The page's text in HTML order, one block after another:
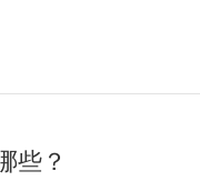
些？